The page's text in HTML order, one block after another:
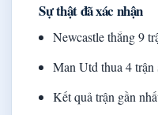
Sự thật đã xác nhận
Newcastle thắng 9
Man Utd thua 4
Kết quả trận gần